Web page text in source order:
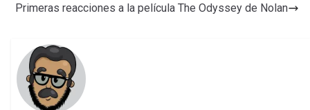
Primeras reacciones a la película The Odyssey de Nolan